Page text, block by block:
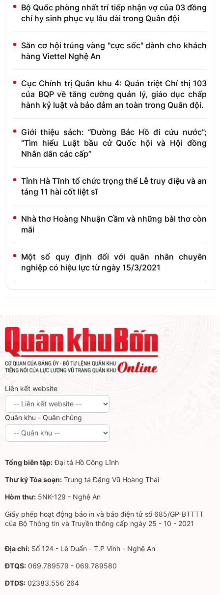
Bộ Quốc phòng nhất trí tiếp nhận vợ của 03 đồng
chí hy sinh phục vụ lâu dài trong Quân đội
Săn cơ hội trúng vàng "cực sốc" dành cho khách
hàng Viettel Nghệ An
Cục Chính trị Quân khu 4: Quán triệt Chỉ thị 103
của BQP về tăng cường quản lý, giáo dục chấp
hành kỷ luật và bảo đảm an toàn trong Quân đội.
Giới thiệu sách: “Đường Bác Hồ đi cứu nước”;
“Tìm hiểu Luật bầu cử Quốc hội và Hội đồng
Nhân dân các cấp”
Tỉnh Hà Tĩnh tổ chức trọng thể Lễ truy điệu và an
táng 11 hài cốt liệt sĩ
Nhà thơ Hoàng Nhuận Cầm và những bài thơ còn
mãi
Một số quy định đối với quân nhân chuyên
nghiệp có hiệu lực từ ngày 15/3/2021
Liên kết website
Quân khu - Quân chủng
Tổng biên tập:Đại tá Hồ Công Lĩnh
Thư ký Tòa soạn: Trung tá Đặng Vũ Hoàng Thái
Hòm thư: 5NK-129 - Nghệ An
Giấy phép hoạt động báo in và báo điện tử số 685/GP-BTTTT
của Bộ Thông tin và Truyền thông cấp ngày 25 - 10 - 2021
Địa chỉ: Số 124 - Lê Duẩn - T.P Vinh - Nghệ An
ĐTQS: 069.789579 - 069.789580
ĐTDS: 02383.556 264